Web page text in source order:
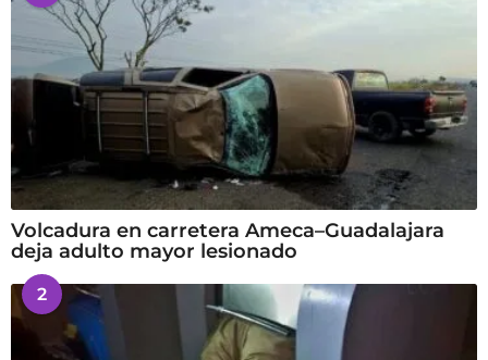
Volcadura en carretera Ameca–Guadalajara
deja adulto mayor lesionado
2